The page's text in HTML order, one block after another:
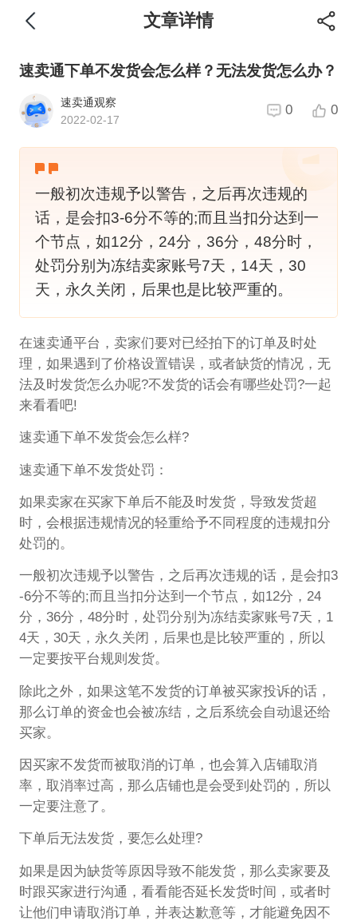
文章详情
速卖通下单不发货会怎么样？无法发货怎么办？
速卖通观察
2022-02-17
0 0
一般初次违规予以警告，之后再次违规的
话，是会扣3-6分不等的;而且当扣分达到一
个节点，如12分，24分，36分，48分时，
处罚分别为冻结卖家账号7天，14天，30
天，永久关闭，后果也是比较严重的。
在速卖通平台，卖家们要对已经拍下的订单及时处
理，如果遇到了价格设置错误，或者缺货的情况，无
法及时发货怎么办呢?不发货的话会有哪些处罚?一起
来看看吧!
速卖通下单不发货会怎么样?
速卖通下单不发货处罚：
如果卖家在买家下单后不能及时发货，导致发货超
时，会根据违规情况的轻重给予不同程度的违规扣分
处罚的。
一般初次违规予以警告，之后再次违规的话，是会扣3
-6分不等的;而且当扣分达到一个节点，如12分，24
分，36分，48分时，处罚分别为冻结卖家账号7天，1
4天，30天，永久关闭，后果也是比较严重的，所以
一定要按平台规则发货。
除此之外，如果这笔不发货的订单被买家投诉的话，
那么订单的资金也会被冻结，之后系统会自动退还给
买家。
因买家不发货而被取消的订单，也会算入店铺取消
率，取消率过高，那么店铺也是会受到处罚的，所以
一定要注意了。
下单后无法发货，要怎么处理?
如果是因为缺货等原因导致不能发货，那么卖家要及
时跟买家进行沟通，看看能否延长发货时间，或者时
让他们申请取消订单，并表达歉意等，才能避免因不